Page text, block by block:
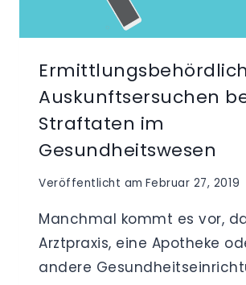
Auskunftsersuchen
Straftaten im
Gesundheitswesen
Veröffentlicht am Februar 27, 2019
Manchmal kommt es vor,
Arztpraxis, eine Apotheke
andere